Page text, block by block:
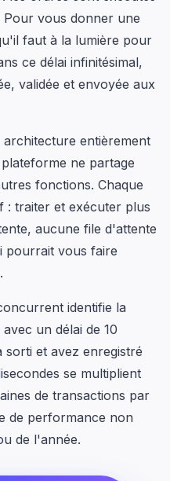
Pour vous donner une
faut à la lumière pour
ce délai infinitésimal,
validée et envoyée aux
entièrement
ne partage
fonctions. Chaque
: traiter et exécuter plus
aucune file d'attente
pourrait vous faire
identifie la
un délai de 10
sorti et avez enregistré
se multiplient
de transactions par
de performance non
de l'année.